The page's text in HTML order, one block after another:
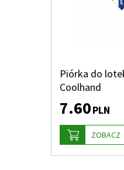
Piórka do
Coolhand
7.60PLN
ZOBACZ